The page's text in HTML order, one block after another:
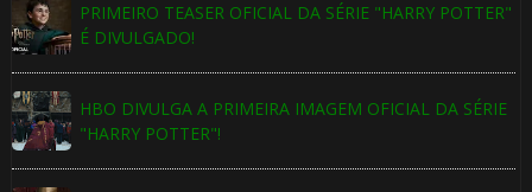
PRIMEIRO TEASER OFICIAL DA SÉRIE "HARRY POTTER"
É DIVULGADO!
HBO DIVULGA A PRIMEIRA IMAGEM OFICIAL DA SÉRIE
"HARRY POTTER"!